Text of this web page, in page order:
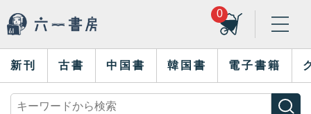
0
新刊 古書 中国書 韓国書 電子書籍